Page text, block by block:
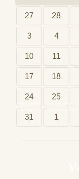
27 28
3 4
10 11
17 18
24 25
31 1